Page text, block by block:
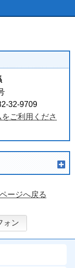
32-9709
ご利用くださ
ージへ戻る
ォン